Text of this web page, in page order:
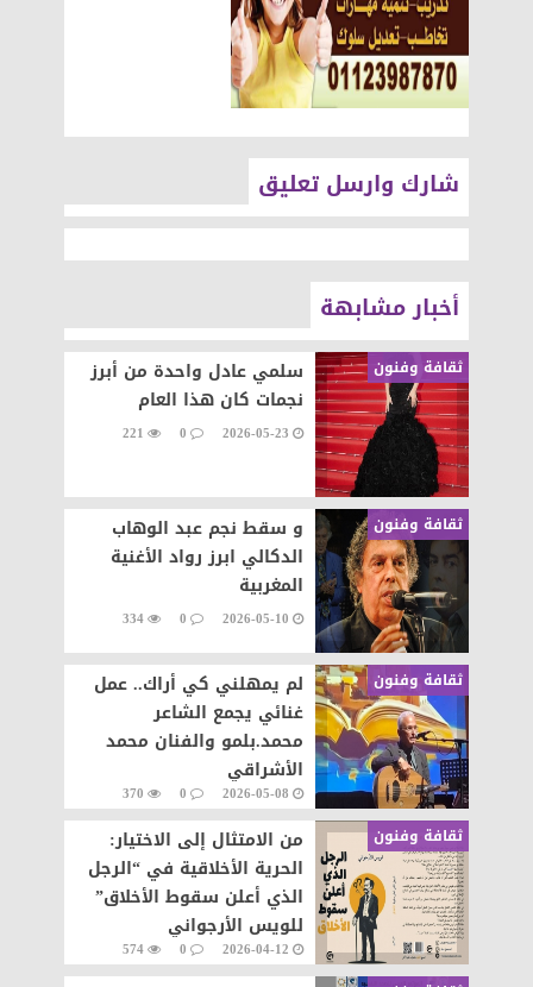
شارك وارسل تعليق
أخبار مشابهة
ثقافة وفنون
سلمي عادل واحدة من أبرز
نجمات كان هذا العام
2026-05-23
0
221
ثقافة وفنون
و سقط نجم عبد الوهاب
الدكالي ابرز رواد الأغنية
المغربية
2026-05-10
0
334
ثقافة وفنون
لم يمهلني كي أراك.. عمل
غنائي يجمع الشاعر
محمد.بلمو والفنان محمد
الأشراقي
2026-05-08
0
370
ثقافة وفنون
من الامتثال إلى الاختيار:
الحرية الأخلاقية في “الرجل
الذي أعلن سقوط الأخلاق”
للويس الأرجواني
2026-04-12
0
574